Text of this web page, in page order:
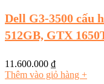
Dell G3-3500 cấu
512GB, GTX
11.600.000 ₫
Thêm vào giỏ hàng +